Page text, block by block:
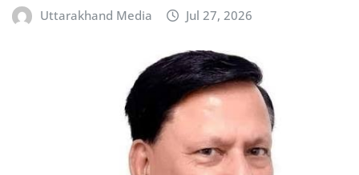
Uttarakhand Media Jul 27, 2026